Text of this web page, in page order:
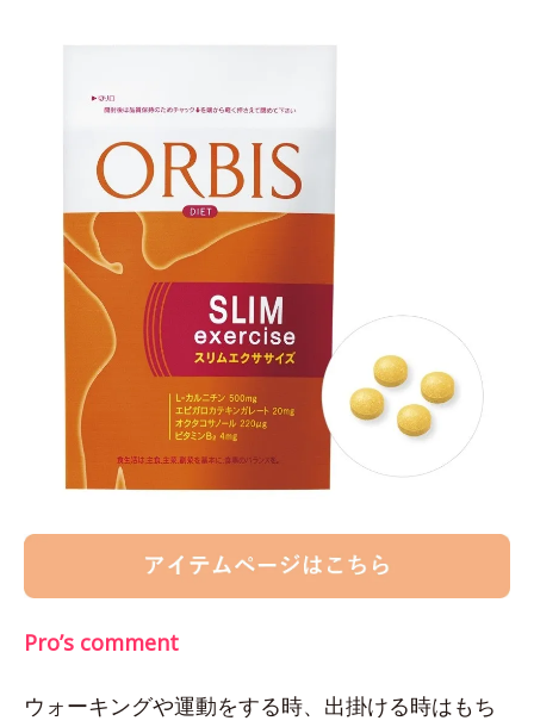
Pro’s comment
ウォーキングや運動をする時、出掛ける時はもち